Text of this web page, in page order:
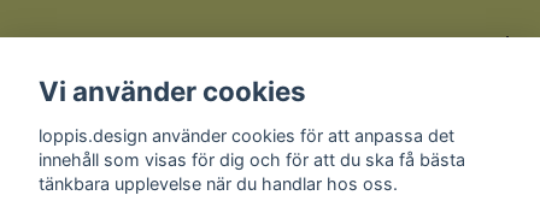
Sociala medier
Vi använder cookies
loppis.design använder cookies för att anpassa det
innehåll som visas för dig och för att du ska få bästa
tänkbara upplevelse när du handlar hos oss.